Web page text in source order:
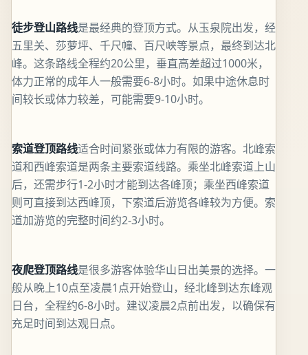
徒步登山路线是最经典的登顶方式。从玉泉院出发，经
五里关、莎萝坪、千尺幢、百尺峡等景点，最终到达北
峰。这条路线全程约20公里，垂直高差超过1000米，
体力正常的成年人一般需要6-8小时。如果中途休息时
间较长或体力较差，可能需要9-10小时。
索道登顶路线适合时间紧张或体力有限的游客。北峰索
道和西峰索道是两条主要索道线路。乘坐北峰索道上山
后，还需步行1-2小时才能到达各峰顶；乘坐西峰索道
则可直接到达西峰顶，下索道后游览各峰较为方便。索
道加游览的完整时间约2-3小时。
夜爬登顶路线是很多游客体验华山日出美景的选择。一
般从晚上10点至凌晨1点开始登山，经北峰到达东峰观
日台，全程约6-8小时。建议凌晨2点前出发，以确保有
充足时间到达观日点。